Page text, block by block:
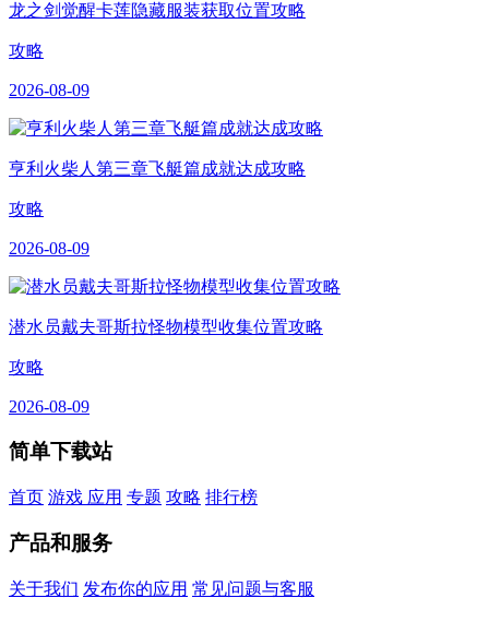
龙之剑觉醒卡莲隐藏服装获取位置攻略
攻略
2026-08-09
亨利火柴人第三章飞艇篇成就达成攻略
攻略
2026-08-09
潜水员戴夫哥斯拉怪物模型收集位置攻略
攻略
2026-08-09
简单下载站
首页 游戏 应用 专题 攻略 排行榜
产品和服务
关于我们 发布你的应用 常见问题与客服